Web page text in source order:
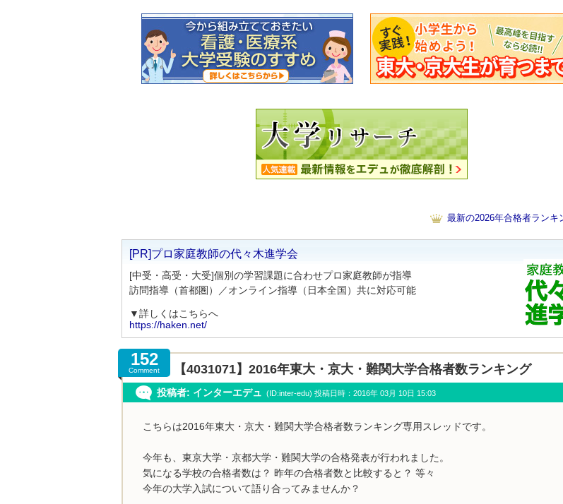
最新の2026年合格者ランキ
[PR]プロ家庭教師の代々木進学会
[中受・高受・大受]個別の学習課題に合わせプロ家庭教師が指導
訪問指導（首都圏）／オンライン指導（日本全国）共に対応可能
▼詳しくはこちらへ
https://haken.net/
152
Comment 【4031071】2016年東大・京大・難関大学合格者数ランキング
投稿者: インターエデュ (ID:inter-edu) 投稿日時：2016年 03月 10日 15:03
こちらは2016年東大・京大・難関大学合格者数ランキング専用スレッドです。
今年も、東京大学・京都大学・難関大学の合格発表が行われました。
気になる学校の合格者数は？ 昨年の合格者数と比較すると？ 等々
今年の大学入試について語り合ってみませんか？